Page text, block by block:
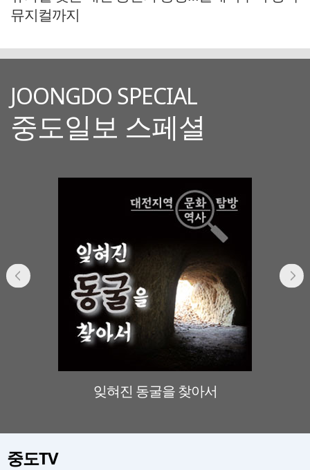
뮤지컬까지
JOONGDO SPECIAL
중도일보 스페셜
잊혀진 동굴을 찾아서
중도TV